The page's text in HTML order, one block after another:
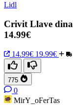
Lidl
Crivit Llave
14.99€
14.99€ 19.99€
775
0
MirY_oFerTas